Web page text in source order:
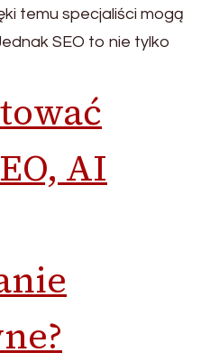
temu specjaliści mogą
SEO to nie tylko
AI